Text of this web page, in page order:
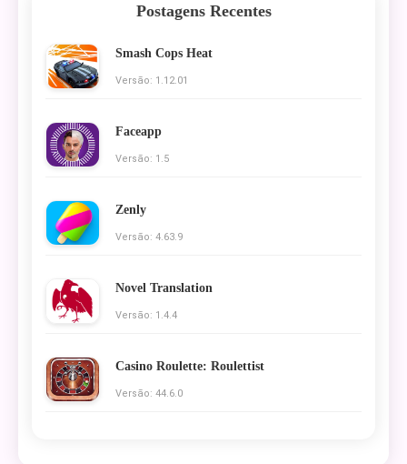
Postagens Recentes
Smash Cops Heat
Versão: 1.12.01
Faceapp
Versão: 1.5
Zenly
Versão: 4.63.9
Novel Translation
Versão: 1.4.4
Casino Roulette: Roulettist
Versão: 44.6.0